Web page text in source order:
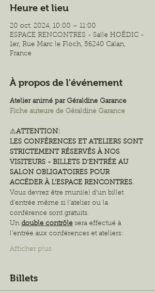
Heure et lieu
20 oct. 2024, 10:00 – 11:00
ESPACE RENCONTRES - Salle HOËDIC -
1er, Rue Marc le Floch, 56240 Calan,
France
À propos de l'événement
Atelier animé par Géraldine Garance
Fiche auteure de Géraldine Garance
⚠️ATTENTION:
LES CONFÉRENCES ET ATELIERS SONT
STRICTEMENT RÉSERVÉS À NOS
VISITEURS - BILLETS D'ENTRÉE AU
SALON OBLIGATOIRES POUR
ACCÉDER À L'ESPACE RENCONTRES.
Vous devrez être muni(e) d'un billet
d'entrée même si l'atelier ou la
conférence sont gratuits.
Un double contrôle sera effectué à
l'entrée aux conférences et ateliers:
Afficher plus
Billets